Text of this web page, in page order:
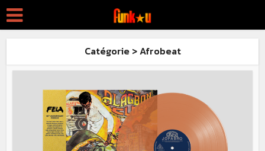
Catégorie > Afrobeat